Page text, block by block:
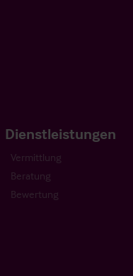
Dienstleistungen
Vermittlung
Beratung
Bewertung